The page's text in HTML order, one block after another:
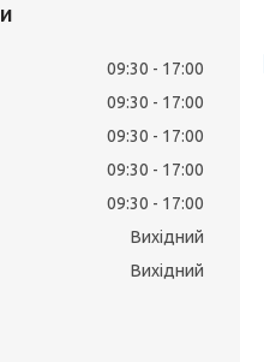
09:30
17:00
09:30
17:00
09:30
17:00
09:30
17:00
09:30
17:00
Вихідний
Вихідний